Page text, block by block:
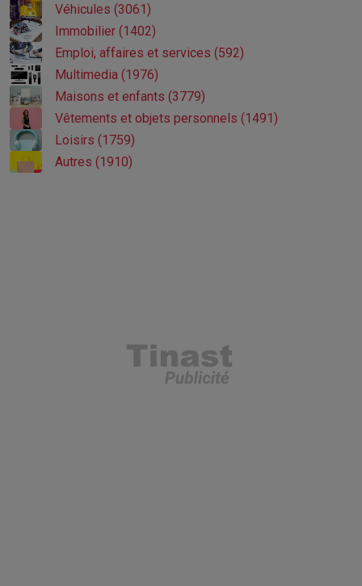
Véhicules (3061)
Immobilier (1402)
Emploi, affaires et services (592)
Multimedia (1976)
Maisons et enfants (3779)
Vêtements et objets personnels (1491)
Loisirs (1759)
Autres (1910)